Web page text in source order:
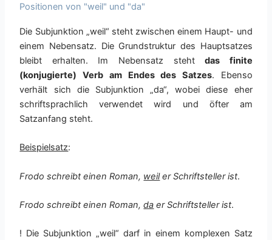
Positionen von "weil" und "da"
Die Subjunktion „weil“ steht zwischen einem Haupt- und
einem Nebensatz. Die Grundstruktur des Hauptsatzes
bleibt erhalten. Im Nebensatz stehtdas finite
(konjugierte) Verb am Endes des Satzes. Ebenso
verhält sich die Subjunktion „da“, wobei diese eher
schriftsprachlich verwendet wird und öfter am
Satzanfang steht.
Beispielsatz:
Frodo schreibt einen Roman, weiler Schriftsteller ist.
Frodo schreibt einen Roman,da er Schriftsteller ist.
! Die Subjunktion „weil“ darf in einem komplexen Satz